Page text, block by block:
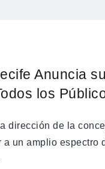
Anuncia
los
dirección de la
un amplio espectro